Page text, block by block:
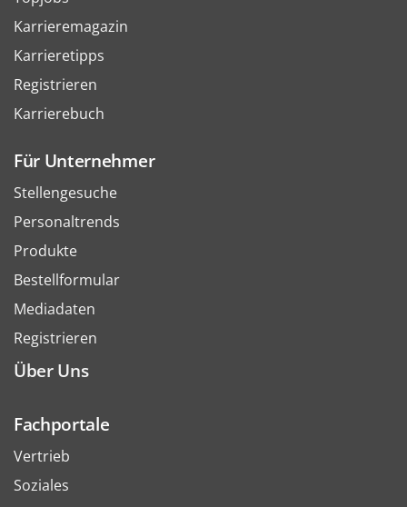
Karrieremagazin
Karrieretipps
Registrieren
Karrierebuch
Für Unternehmer
Stellengesuche
Personaltrends
Produkte
Bestellformular
Mediadaten
Registrieren
Über Uns
Fachportale
Vertrieb
Soziales